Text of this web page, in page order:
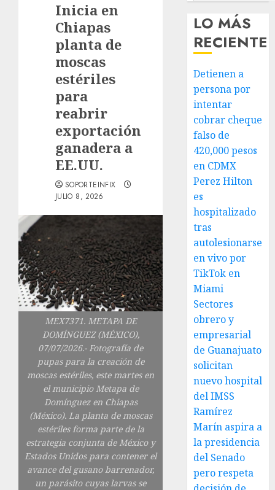
Inicia en
Chiapas
planta de
moscas
estériles
para
reabrir
exportación
ganadera a
EE.UU.
SOPORTEINFIX
JULIO 8, 2026
MEX7371. METAPA DE
DOMÍNGUEZ (MÉXICO),
07/07/2026.- Fotografía de
pupas para la creación de
moscas estériles, este martes en
el municipio Metapa de
Domínguez en Chiapas
(México). La planta de moscas
estériles forma parte de la
estrategia conjunta de México y
Estados Unidos para contener el
avance del gusano barrenador,
un parásito cuyas larvas se
LO MÁS
RECIENTE
Detienen a
persona por
intentar
cobrar cheque
falso de
420,000 pesos
en CDMX
Perez Hilton
es
hospitalizado
tras
autolesionarse
en vivo por
TikTok en
Miami
Sectores
obrero y
empresarial
de Guanajuato
solicitan
nuevo hospital
del IMSS
Ramírez
Marín aspira a
la presidencia
del Senado
pero respeta